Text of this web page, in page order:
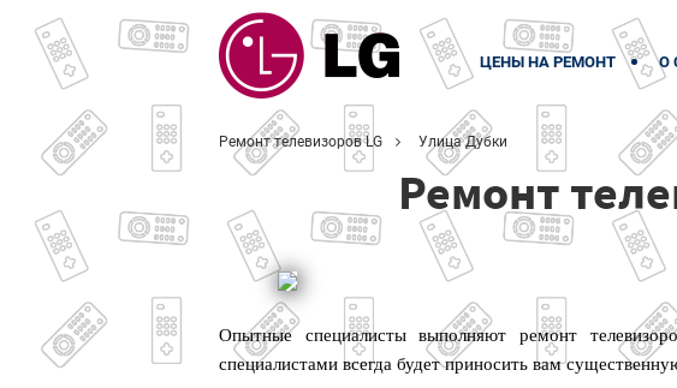
ЦЕНЫ НА РЕМОНТ О
Ремонт телевизоров LG Улица Дубки
Ремонт
Опытные специалисты выполняют ремонт
специалистами всегда будет приносить вам